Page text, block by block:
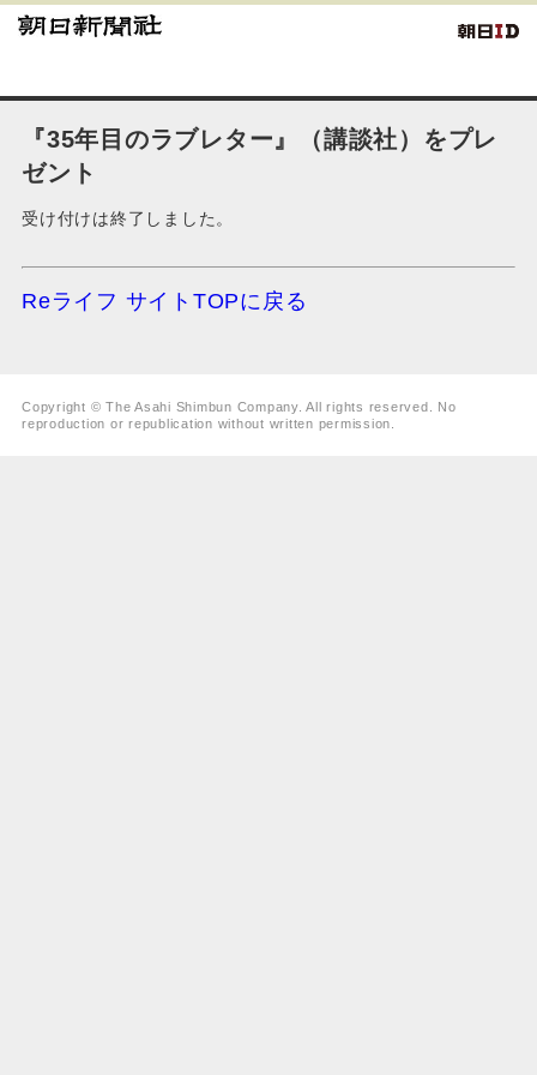
『35年目のラブレター』（講談社）をプレ
ゼント
受け付けは終了しました。
Reライフ サイトTOPに戻る
Copyright © The Asahi Shimbun Company. All rights reserved. No
reproduction or republication without written permission.